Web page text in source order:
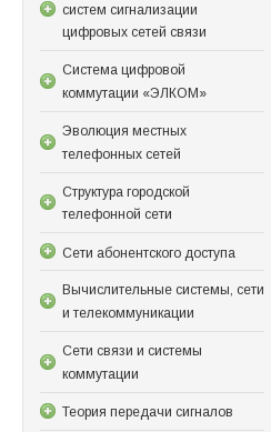
систем сигнализации
цифровых сетей связи
Система цифровой
коммутации «ЭЛКОМ»
Эволюция местных
телефонных сетей
Структура городской
телефонной сети
Сети абонентского доступа
Вычислительные системы, сети
и телекоммуникации
Сети связи и системы
коммутации
Теория передачи сигналов